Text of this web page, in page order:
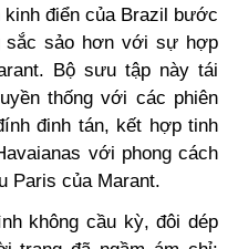
kinh điển của Brazil bước
sắc sảo hơn với sự hợp
Bộ sưu tập này tái
thống với các phiên
đinh tán, kết hợp tinh
với phong cách
Paris của Marant.
không cầu kỳ, đôi dép